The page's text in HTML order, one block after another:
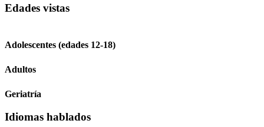
Edades vistas
Adolescentes (edades 12-18)
Adultos
Geriatría
Idiomas hablados